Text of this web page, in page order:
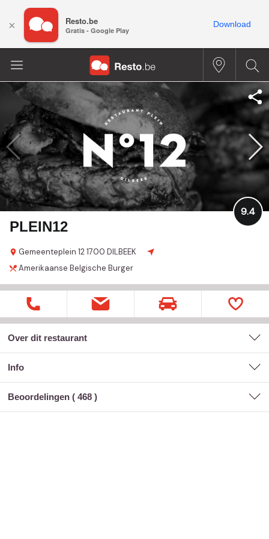
PLEIN12
Gemeenteplein 121700 DILBEEK
9.4
Amerikaanse Belgische Burger
Over dit restaurant
Info
Beoordelingen ( 468 )
× Resto.be
Gratis - Google Play
Download